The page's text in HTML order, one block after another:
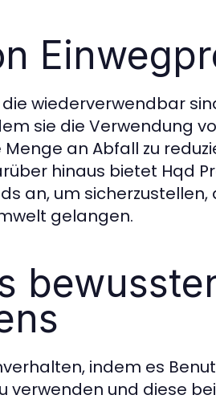
die wiederverwendbar
sie die Verwendung
an Abfall zu
hinaus bietet Hqd
an, um
gelangen.
indem es
verwenden und diese